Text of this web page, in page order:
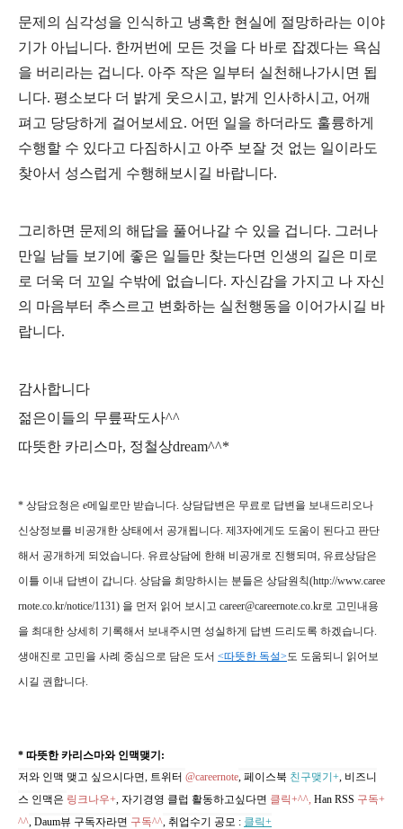
문제의 심각성을 인식하고 냉혹한 현실에 절망하라는 이야
기가 아닙니다. 한꺼번에 모든 것을 다 바로 잡겠다는 욕심
을 버리라는 겁니다. 아주 작은 일부터 실천해나가시면 됩
니다. 평소보다 더 밝게 웃으시고, 밝게 인사하시고, 어깨
펴고 당당하게 걸어보세요. 어떤 일을 하더라도 훌륭하게
수행할 수 있다고 다짐하시고 아주 보잘 것 없는 일이라도
찾아서 성스럽게 수행해보시길 바랍니다.
그리하면 문제의 해답을 풀어나갈 수 있을 겁니다. 그러나
만일 남들 보기에 좋은 일들만 찾는다면 인생의 길은 미로
로 더욱 더 꼬일 수밖에 없습니다. 자신감을 가지고 나 자신
의 마음부터 추스르고 변화하는 실천행동을 이어가시길 바
랍니다.
감사합니다
젊은이들의 무릎팍도사^^
따뜻한 카리스마, 정철상dream^^*
* 상담요청은 e메일로만 받습니다. 상담답변은 무료로 답변을 보내드리오나
신상정보를 비공개한 상태에서 공개됩니다. 제3자에게도 도움이 된다고 판단
해서 공개하게 되었습니다. 유료상담에 한해 비공개로 진행되며, 유료상담은
이틀 이내 답변이 갑니다. 상담을 희망하시는 분들은 상담원칙(http://www.caree
rnote.co.kr/notice/1131) 을 먼저 읽어 보시고 career@careernote.co.kr로 고민내용
을 최대한 상세히 기록해서 보내주시면 성실하게 답변 드리도록 하겠습니다.
생애진로 고민을 사례 중심으로 담은 도서 <따뜻한 독설>도 도움되니 읽어보
시길 권합니다.
* 따뜻한 카리스마와 인맥맺기:
저와 인맥 맺고 싶으시다면, 트위터 @careernote, 페이스북 친구맺기+, 비즈니
스 인맥은 링크나우+, 자기경영 클럽 활동하고싶다면 클릭+^^, Han RSS 구독+
^^, Daum뷰 구독자라면 구독^^, 취업수기 공모 : 클릭+